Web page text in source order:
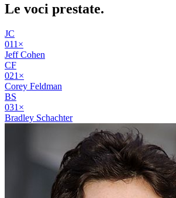
Le voci prestate.
JC
011 ×
Jeff Cohen
CF
021 ×
Corey Feldman
BS
031 ×
Bradley Schachter